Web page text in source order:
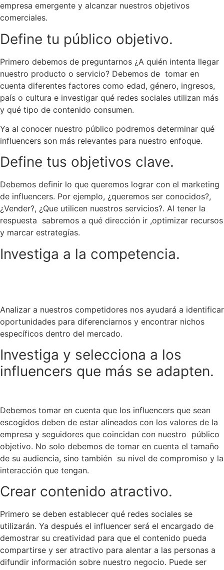
empresa emergente y alcanzar nuestros objetivos
comerciales.
Define tu público objetivo.
Primero debemos de preguntarnos ¿A quién intenta llegar
nuestro producto o servicio? Debemos de tomar en
cuenta diferentes factores como edad, género, ingresos,
país o cultura e investigar qué redes sociales utilizan más
y qué tipo de contenido consumen.
Ya al conocer nuestro público podremos determinar qué
influencers son más relevantes para nuestro enfoque.
Define tus objetivos clave.
Debemos definir lo que queremos lograr con el marketing
de influencers. Por ejemplo, ¿queremos ser conocidos?,
¿Vender?, ¿Que utilicen nuestros servicios?. Al tener la
respuesta sabremos a qué dirección ir ,optimizar recursos
y marcar estrategías.
Investiga a la competencia.
Analizar a nuestros competidores nos ayudará a identificar
oportunidades para diferenciarnos y encontrar nichos
específicos dentro del mercado.
Investiga y selecciona a los
influencers que más se adapten.
Debemos tomar en cuenta que los influencers que sean
escogidos deben de estar alineados con los valores de la
empresa y seguidores que coincidan con nuestro público
objetivo. No solo debemos de tomar en cuenta el tamaño
de su audiencia, sino también su nivel de compromiso y la
interacción que tengan.
Crear contenido atractivo.
Primero se deben establecer qué redes sociales se
utilizarán. Ya después el influencer será el encargado de
demostrar su creatividad para que el contenido pueda
compartirse y ser atractivo para alentar a las personas a
difundir información sobre nuestro negocio. Puede ser